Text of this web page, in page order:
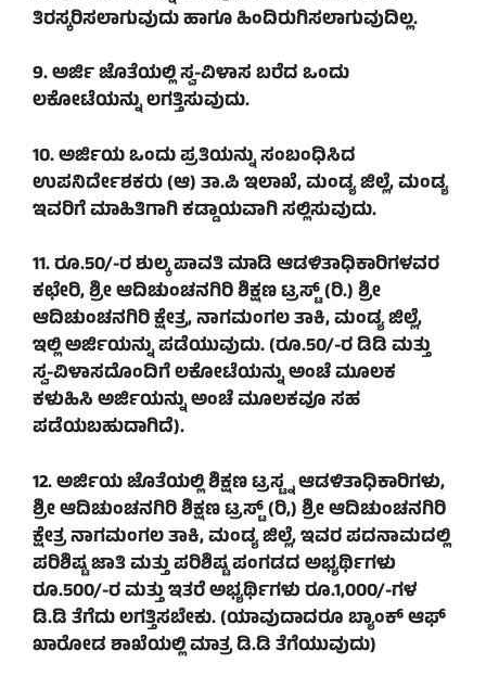
ತಿರಸ್ಕರಿಸಲಾಗುವುದು ಹಾಗೂ ಹಿಂದಿರುಗಿಸಲಾಗುವುದಿಲ್ಲ.
9. ಅರ್ಜಿ ಜೊತೆಯಲ್ಲಿ ಸ್ವ-ವಿಳಾಸ ಬರೆದ ಒಂದು
ಲಕೋಟೆಯನ್ನು ಲಗತ್ತಿಸುವುದು.
10. ಅರ್ಜಿಯ ಒಂದು ಪ್ರತಿಯನ್ನು ಸಂಬಂಧಿಸಿದ
ಉಪನಿರ್ದೇಶಕರು (ಆ) ತಾ.ಪಿ ಇಲಾಖೆ, ಮಂಡ್ಯ ಜಿಲ್ಲೆ, ಮಂಡ್ಯ
ಇವರಿಗೆ ಮಾಹಿತಿಗಾಗಿ ಕಡ್ಡಾಯವಾಗಿ ಸಲ್ಲಿಸುವುದು.
11. ರೂ.50/-ರ ಶುಲ್ಕ ಪಾವತಿ ಮಾಡಿ ಆಡಳಿತಾಧಿಕಾರಿಗಳವರ
ಕಛೇರಿ, ಶ್ರೀ ಆದಿಚುಂಚನಗಿರಿ ಶಿಕ್ಷಣ ಟ್ರಸ್ಟ್ (ರಿ.) ಶ್ರೀ
ಆದಿಚುಂಚನಗಿರಿ ಕ್ಷೇತ್ರ, ನಾಗಮಂಗಲ ತಾಕಿ, ಮಂಡ್ಯ ಜಿಲ್ಲೆ,
ಇಲ್ಲಿ ಅರ್ಜಿಯನ್ನು ಪಡೆಯುವುದು. (ರೂ.50/-ರ ಡಿಡಿ ಮತ್ತು
ಸ್ವ-ವಿಳಾಸದೊಂದಿಗೆ ಲಕೋಟೆಯನ್ನು ಅಂಚೆ ಮೂಲಕ
ಕಳುಹಿಸಿ ಅರ್ಜಿಯನ್ನು ಅಂಚೆ ಮೂಲಕವೂ ಸಹ
ಪಡೆಯಬಹುದಾಗಿದೆ).
12. ಅರ್ಜಿಯ ಜೊತೆಯಲ್ಲಿ ಶಿಕ್ಷಣ ಟ್ರಸ್ಟ್ನ ಆಡಳಿತಾಧಿಕಾರಿಗಳು,
ಶ್ರೀ ಆದಿಚುಂಚನಗಿರಿ ಶಿಕ್ಷಣ ಟ್ರಸ್ಟ್ (ರಿ,) ಶ್ರೀ ಆದಿಚುಂಚನಗಿರಿ
ಕ್ಷೇತ್ರ ನಾಗಮಂಗಲ ತಾಕಿ, ಮಂಡ್ಯ ಜಿಲ್ಲೆ, ಇವರ ಪದನಾಮದಲ್ಲಿ
ಪರಿಶಿಷ್ಟ ಜಾತಿ ಮತ್ತು ಪರಿಶಿಷ್ಟ ಪಂಗಡದ ಅಭ್ಯರ್ಥಿಗಳು
ರೂ.500/-ರ ಮತ್ತು ಇತರೆ ಅಭ್ಯರ್ಥಿಗಳು ರೂ.1,000/-ಗಳ
ಡಿ.ಡಿ ತೆಗೆದು ಲಗತ್ತಿಸಬೇಕು. (ಯಾವುದಾದರೂ ಬ್ಯಾಂಕ್ ಆಫ್
ಖಾರೋಡ ಶಾಖೆಯಲ್ಲಿ ಮಾತ್ರ ಡಿ.ಡಿ ತೆಗೆಯುವುದು)